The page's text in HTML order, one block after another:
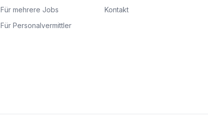
Für mehrere Jobs
Für Personalvermittler
Kontakt